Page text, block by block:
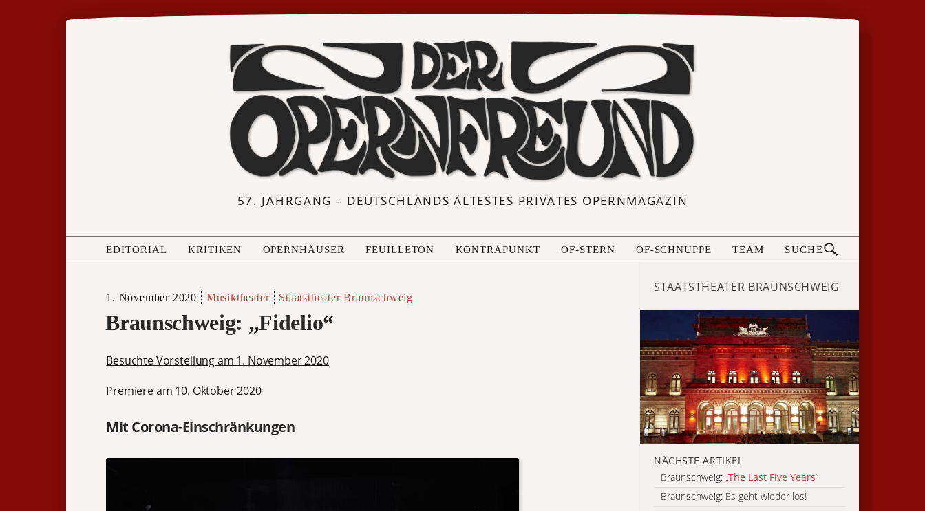
57. JAHRGANG – DEUTSCHLANDS ÄLTESTES PRIVATES OPERNMAGAZIN
EDITORIAL KRITIKEN OPERNHÄUSER FEUILLETON KONTRAPUNKT OF-STERN OF-SCHNUPPE TEAM SUCHE
1. November 2020 Musiktheater Staatstheater Braunschweig
Braunschweig: „Fidelio“
Besuchte Vorstellung am 1. November 2020
Premiere am 10. Oktober 2020
Mit Corona-Einschränkungen
STAATSTHEATER BRAUNSCHWEIG
NÄCHSTE ARTIKEL
Braunschweig: „The Last Five Years“
Braunschweig: Es geht wieder los!